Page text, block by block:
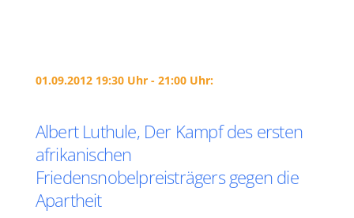
01.09.2012 19:30 Uhr - 21:00 Uhr:
Albert Luthule, Der Kampf des ersten
afrikanischen
Friedensnobelpreisträgers gegen die
Apartheit